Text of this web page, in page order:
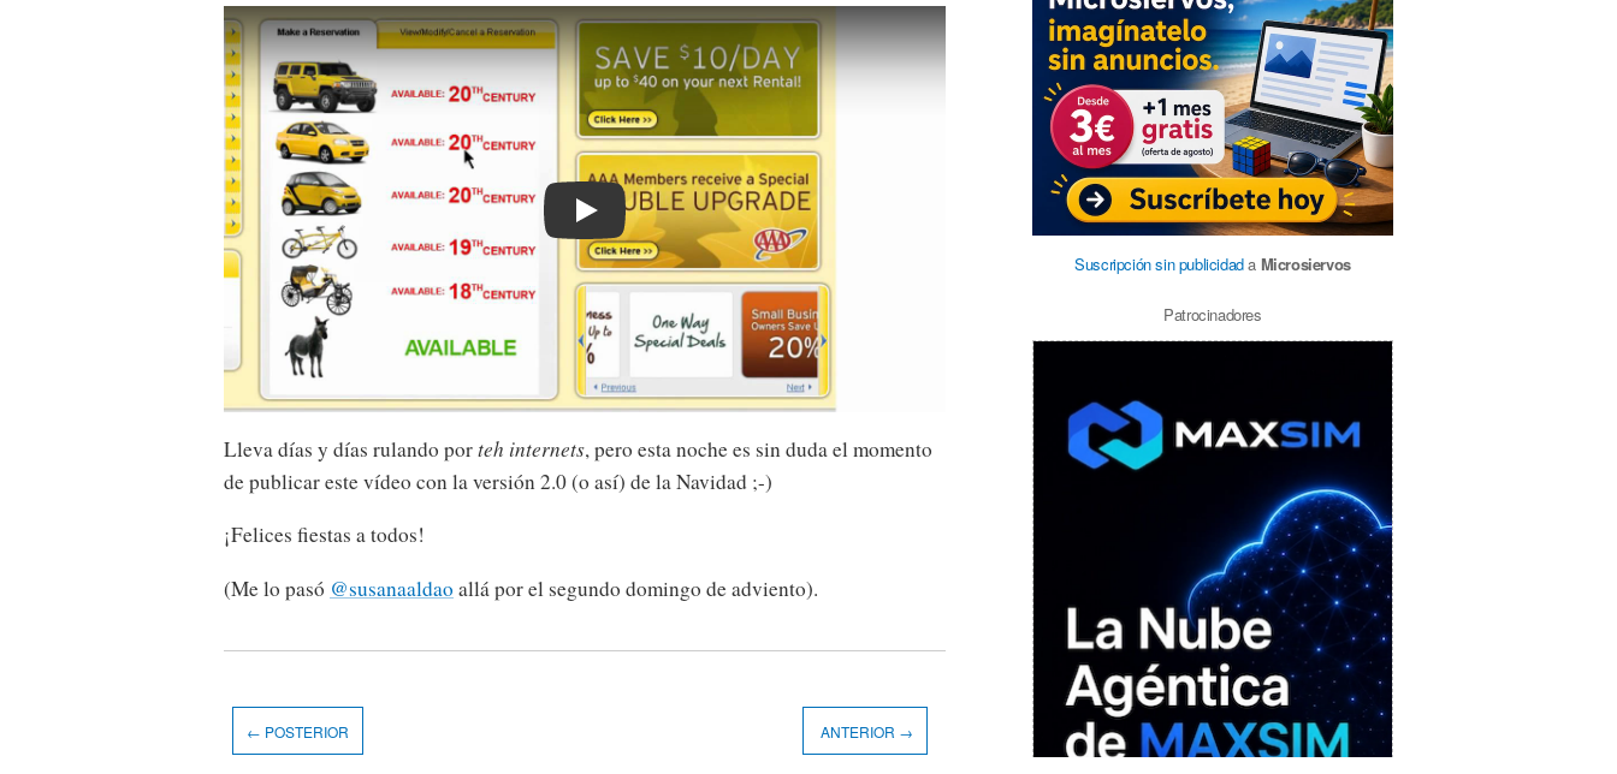
Play
Lleva días y días rulando porteh internets, pero esta noche es sin duda el momento
de publicar este vídeo con la versión 2.0 (o así) de la Navidad ;-)
¡Felices fiestas a todos!
(Me lo pasó @susanaaldao allá por el segundo domingo de adviento).
Suscripción sin publicidada Microsiervos
Patrocinadores
← POSTERIOR ANTERIOR →